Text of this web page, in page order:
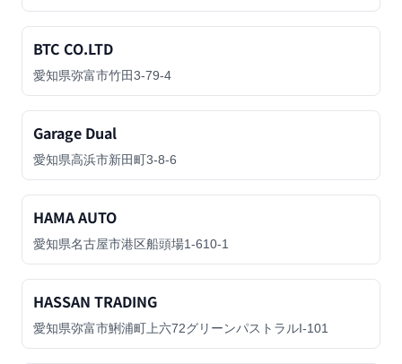
BTC CO.LTD
愛知県弥富市竹田3-79-4
Garage Dual
愛知県高浜市新田町3-8-6
HAMA AUTO
愛知県名古屋市港区船頭場1-610-1
HASSAN TRADING
愛知県弥富市鯏浦町上六72グリーンパストラルI-101